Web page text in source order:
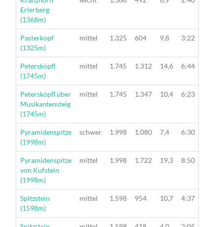
Erlerberg
(1368m)
Wanderung
Pasterkopf
(1325m)
mittel 1.325 604 9,8 3:22
Wanderung
Petersköpfl
(1745m)
mittel 1.745 1.312 14,6 6:44
Wanderung
Petersköpfl über
Musikantensteig
(1745m)
mittel 1.745 1.347 10,4 6:23
Wanderung
Pyramidenspitze
(1998m)
schwer 1.998 1.080 7,4 6:30
Wanderung
Pyramidenspitze
von Kufstein
(1998m)
mittel 1.998 1.722 19,3 8:50
Wanderung
Spitzstein
(1598m)
mittel 1.598 954 10,7 4:37